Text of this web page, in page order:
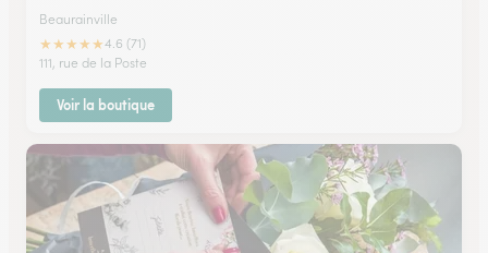
Beaurainville
★★★★★4.6 (71)
111, rue de la Poste
Voir la boutique